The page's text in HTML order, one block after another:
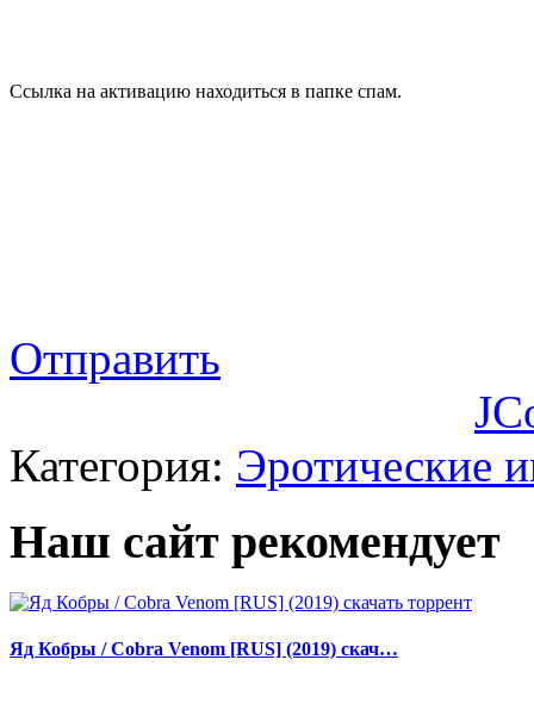
Ссылка на активацию находиться в папке спам.
Отправить
Категория: Эротические
Наш сайт рекомендует
Яд Кобры / Cobra Venom [RUS] (2019) скач…